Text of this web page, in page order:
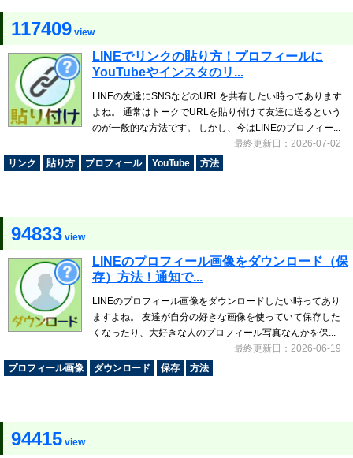
117409 view
LINEでリンクの貼り方！プロフィールに
YouTubeやインスタのリ...
LINEの友達にSNSなどのURLを共有したい時ってあります
よね。 通常はトークでURLを貼り付けて友達に送るという
のが一般的な方法です。 しかし、今はLINEのプロフィー...
最終更新日：2026-07-02
リンク
貼り方 プロフィール YouTube 方法
94833 view
LINEのプロフィール画像をダウンロード（保
存）方法！通知で...
LINEのプロフィール画像をダウンロードしたい時ってあり
ますよね。 友達が自分の好きな画像を使っていて保存した
くなったり、大好きな人のプロフィール写真なんかを保...
最終更新日：2026-06-19
プロフィール画像
ダウンロード 保存 方法
94415 view